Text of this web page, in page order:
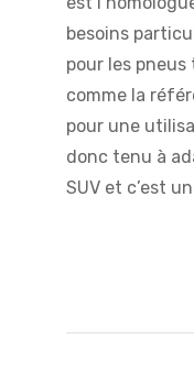
besoins
pour les
comme la
pour une
donc tenu à
SUV et c’est